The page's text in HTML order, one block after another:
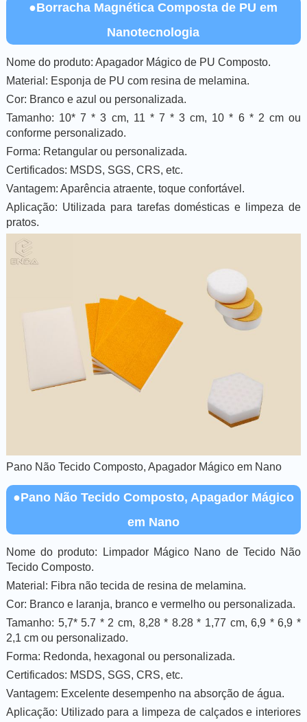
●Borracha Magnética Composta de PU em
Nanotecnologia
Nome do produto: Apagador Mágico de PU Composto.
Material: Esponja de PU com resina de melamina.
Cor: Branco e azul ou personalizada.
Tamanho: 10* 7 * 3 cm, 11 * 7 * 3 cm, 10 * 6 * 2 cm ou
conforme personalizado.
Forma: Retangular ou personalizada.
Certificados: MSDS, SGS, CRS, etc.
Vantagem: Aparência atraente, toque confortável.
Aplicação: Utilizada para tarefas domésticas e limpeza de
pratos.
Pano Não Tecido Composto, Apagador Mágico em Nano
●Pano Não Tecido Composto, Apagador Mágico
em Nano
Nome do produto: Limpador Mágico Nano de Tecido Não
Tecido Composto.
Material: Fibra não tecida de resina de melamina.
Cor: Branco e laranja, branco e vermelho ou personalizada.
Tamanho: 5,7* 5.7 * 2 cm, 8,28 * 8.28 * 1,77 cm, 6,9 * 6,9 *
2,1 cm ou personalizado.
Forma: Redonda, hexagonal ou personalizada.
Certificados: MSDS, SGS, CRS, etc.
Vantagem: Excelente desempenho na absorção de água.
Aplicação: Utilizado para a limpeza de calçados e interiores